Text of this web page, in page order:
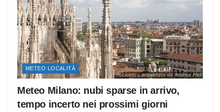
METEO LOCALITÀ
Meteo Milano: nubi sparse in arrivo,
tempo incerto nei prossimi giorni